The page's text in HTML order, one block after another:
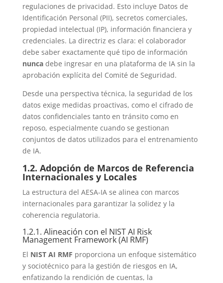
regulaciones de privacidad. Esto incluye Datos de
Identificación Personal (PII), secretos comerciales,
propiedad intelectual (IP), información financiera y
credenciales. La directriz es clara: el colaborador
debe saber exactamente qué tipo de información
nuncadebe ingresar en una plataforma de IA sin la
aprobación explícita del Comité de Seguridad.
Desde una perspectiva técnica, la seguridad de los
datos exige medidas proactivas, como el cifrado de
datos confidenciales tanto en tránsito como en
reposo, especialmente cuando se gestionan
conjuntos de datos utilizados para el entrenamiento
de IA.
1.2. Adopción de Marcos de Referencia
Internacionales y Locales
La estructura del AESA-IA se alinea con marcos
internacionales para garantizar la solidez y la
coherencia regulatoria.
1.2.1. Alineación con el NIST AI Risk
Management Framework (AI RMF)
El NIST AI RMF proporciona un enfoque sistemático
y sociotécnico para la gestión de riesgos en IA,
enfatizando la rendición de cuentas, la